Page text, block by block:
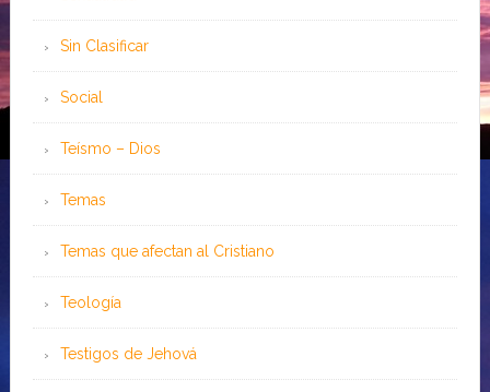
Sin Clasificar
Social
Teísmo – Dios
Temas
Temas que afectan al Cristiano
Teología
Testigos de Jehová